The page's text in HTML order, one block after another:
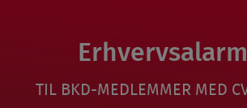
Erhvervsalarm
TIL BKD-MEDLEMMER MED